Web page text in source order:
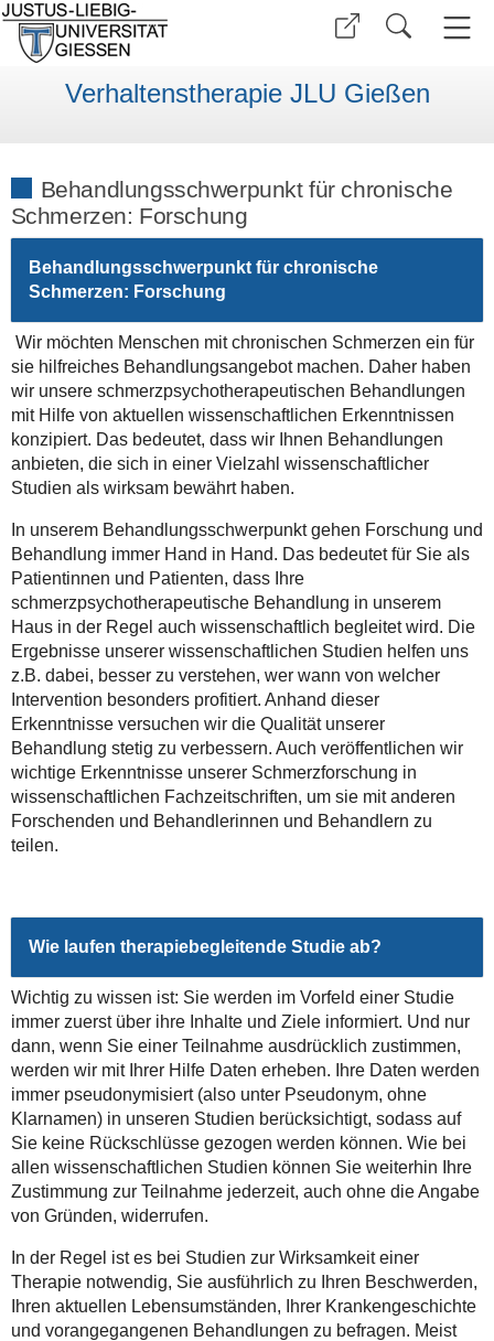
Verhaltenstherapie JLU Gießen
Behandlungsschwerpunkt für chronische
Schmerzen: Forschung
Behandlungsschwerpunkt für chronische
Schmerzen: Forschung
Wir möchten Menschen mit chronischen Schmerzen ein für
sie hilfreiches Behandlungsangebot machen. Daher haben
wir unsere schmerzpsychotherapeutischen Behandlungen
mit Hilfe von aktuellen wissenschaftlichen Erkenntnissen
konzipiert. Das bedeutet, dass wir Ihnen Behandlungen
anbieten, die sich in einer Vielzahl wissenschaftlicher
Studien als wirksam bewährt haben.
In unserem Behandlungsschwerpunkt gehen Forschung und
Behandlung immer Hand in Hand. Das bedeutet für Sie als
Patientinnen und Patienten, dass Ihre
schmerzpsychotherapeutische Behandlung in unserem
Haus in der Regel auch wissenschaftlich begleitet wird. Die
Ergebnisse unserer wissenschaftlichen Studien helfen uns
z.B. dabei, besser zu verstehen, wer wann von welcher
Intervention besonders profitiert. Anhand dieser
Erkenntnisse versuchen wir die Qualität unserer
Behandlung stetig zu verbessern. Auch veröffentlichen wir
wichtige Erkenntnisse unserer Schmerzforschung in
wissenschaftlichen Fachzeitschriften, um sie mit anderen
Forschenden und Behandlerinnen und Behandlern zu
teilen.
Wie laufen therapiebegleitende Studie ab?
Wichtig zu wissen ist: Sie werden im Vorfeld einer Studie
immer zuerst über ihre Inhalte und Ziele informiert. Und nur
dann, wenn Sie einer Teilnahme ausdrücklich zustimmen,
werden wir mit Ihrer Hilfe Daten erheben. Ihre Daten werden
immer pseudonymisiert (also unter Pseudonym, ohne
Klarnamen) in unseren Studien berücksichtigt, sodass auf
Sie keine Rückschlüsse gezogen werden können. Wie bei
allen wissenschaftlichen Studien können Sie weiterhin Ihre
Zustimmung zur Teilnahme jederzeit, auch ohne die Angabe
von Gründen, widerrufen.
In der Regel ist es bei Studien zur Wirksamkeit einer
Therapie notwendig, Sie ausführlich zu Ihren Beschwerden,
Ihren aktuellen Lebensumständen, Ihrer Krankengeschichte
und vorangegangenen Behandlungen zu befragen. Meist